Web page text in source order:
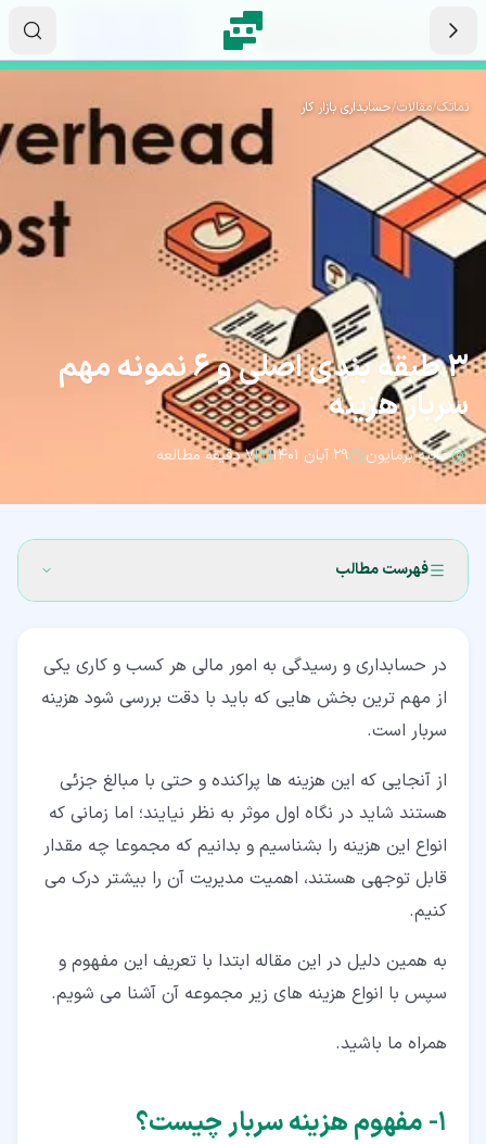
نماتک/مقالات/حسابداری بازار کار
3 طبقه بندی اصلی و 6 نمونه مهم
سربار هزینه
حانیه برمایون ۲۹ آبان ۱۴۰۱ ۷ دقیقه مطالعه
فهرست مطالب
۲‏- طبقه بندی هزینه های سربار
۲‏-‏۱‏- هزینه سربار ثابت چیست؟
۲‏-‏۲‏- هزینه سربار متغیر چیست؟
۲‏-‏۳‏- هزینه سربار نیمه متغیر چیست؟
۳‏- نمونه هایی از هزینه های سربار
۳‏-‏۶‏- تعمیر و نگهداری وسایل نقلیه موتوری و ماشین آلات
در حسابداری و رسیدگی به امور مالی هر کسب و کاری یکی
از مهم ترین بخش هایی که باید با دقت بررسی شود هزینه
سربار است.
از آنجایی که این هزینه ها پراکنده و حتی با مبالغ جزئی
هستند شاید در نگاه اول موثر به نظر نیایند؛ اما زمانی که
انواع این هزینه را بشناسیم و بدانیم که مجموعا چه مقدار
قابل توجهی هستند، اهمیت مدیریت آن را بیشتر درک می
کنیم.
به همین دلیل در این مقاله ابتدا با تعریف این مفهوم و
سپس با انواع هزینه های زیر مجموعه آن آشنا می شویم.
همراه ما باشید.
۱‏- مفهوم هزینه سربار چیست؟